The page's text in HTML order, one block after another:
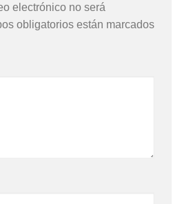
electrónico no será
obligatorios están marcados